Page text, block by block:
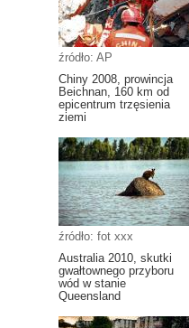
źródło: AP
Chiny 2008, prowincja
Beichnan, 160 km od
epicentrum trzęsienia
ziemi
źródło: fot xxx
Australia 2010, skutki
gwałtownego przyboru
wód w stanie
Queensland